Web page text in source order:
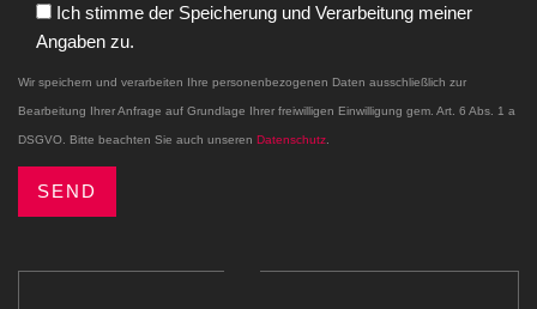
Ich stimme der Speicherung und Verarbeitung meiner
Angaben zu.
Wir speichern und verarbeiten Ihre personenbezogenen Daten ausschließlich zur
Bearbeitung Ihrer Anfrage auf Grundlage Ihrer freiwilligen Einwilligung gem. Art. 6 Abs. 1 a
DSGVO. Bitte beachten Sie auch unseren Datenschutz